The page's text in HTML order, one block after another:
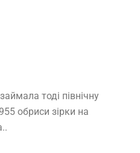
тоді північну
обриси зірки на